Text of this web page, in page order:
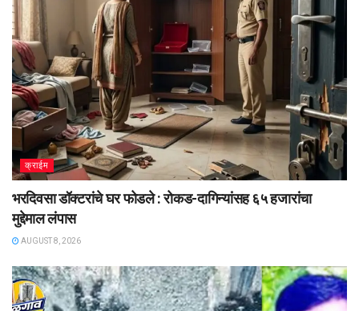
क्राईम
भरदिवसा डॉक्टरांचे घर फोडले : रोकड-दागिन्यांसह ६५ हजारांचा
मुद्देमाल लंपास
AUGUST 8, 2026